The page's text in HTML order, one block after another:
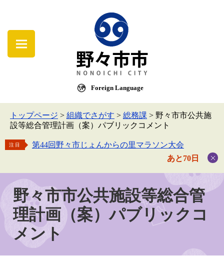
Foreign Language
トップページ > 組織でさがす > 総務課 > 野々市市公共施
設等総合管理計画（案）パブリックコメント
注目
第44回野々市じょんからの里マラソン大会
あと70日
野々市市公共施設等総合管
理計画（案）パブリックコ
メント